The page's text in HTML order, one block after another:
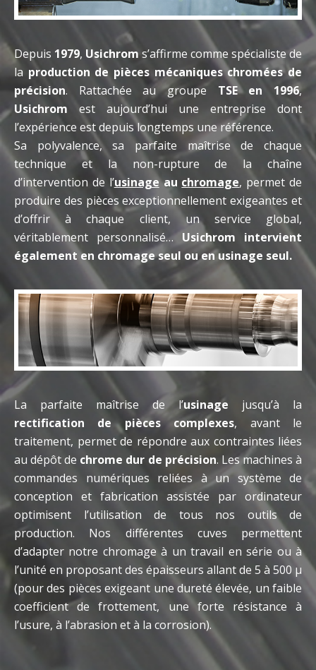
Depuis 1979, Usichrom s’affirme comme spécialiste de
la production de pièces mécaniques chromées de
précision. Rattachée au groupe TSE en 1996,
Usichrom est aujourd’hui une entreprise dont
l’expérience est depuis longtemps une référence.
Sa polyvalence, sa parfaite maîtrise de chaque
technique et la non-rupture de la chaîne
d’intervention de l’usinageau chromage, permet de
produire des pièces exceptionnellement exigeantes et
d’offrir à chaque client, un service global,
véritablement personnalisé… Usichrom intervient
également en chromage seul ou en usinage seul.
La parfaite maîtrise de l’usinage jusqu’à la
rectification de pièces complexes, avant le
traitement, permet de répondre aux contraintes liées
au dépôt de chrome dur de précision. Les machines à
commandes numériques reliées à un système de
conception et fabrication assistée par ordinateur
optimisent l’utilisation de tous nos outils de
production. Nos différentes cuves permettent
d’adapter notre chromage à un travail en série ou à
l’unité en proposant des épaisseurs allant de 5 à 500 µ
(pour des pièces exigeant une dureté élevée, un faible
coefficient de frottement, une forte résistance à
l’usure, à l’abrasion et à la corrosion).